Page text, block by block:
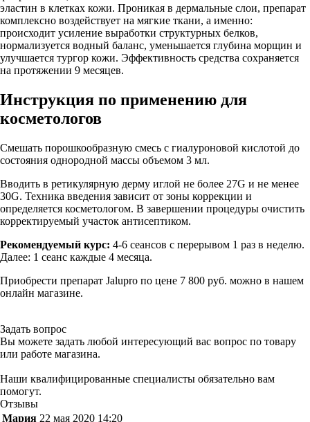
эластин в клетках кожи. Проникая в дермальные слои, препарат
комплексно воздействует на мягкие ткани, а именно:
происходит усиление выработки структурных белков,
нормализуется водный баланс, уменьшается глубина морщин и
улучшается тургор кожи. Эффективность средства сохраняется
на протяжении 9 месяцев.
Инструкция по применению для
косметологов
Смешать порошкообразную смесь с гиалуроновой кислотой до
состояния однородной массы объемом 3 мл.
Вводить в ретикулярную дерму иглой не более 27G и не менее
30G. Техника введения зависит от зоны коррекции и
определяется косметологом. В завершении процедуры очистить
корректируемый участок антисептиком.
Рекомендуемый курс: 4-6 сеансов с перерывом 1 раз в неделю.
Далее: 1 сеанс каждые 4 месяца.
Приобрести препарат Jalupro по цене 7 800 руб. можно в нашем
онлайн магазине.
Задать вопрос
Вы можете задать любой интересующий вас вопрос по товару
или работе магазина.
Наши квалифицированные специалисты обязательно вам
помогут.
Отзывы
Мария 22 мая 2020 14:20